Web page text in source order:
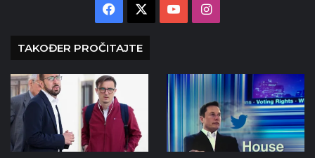
Facebook YouTubeInstagram
TAKOĐER PROČITAJTE